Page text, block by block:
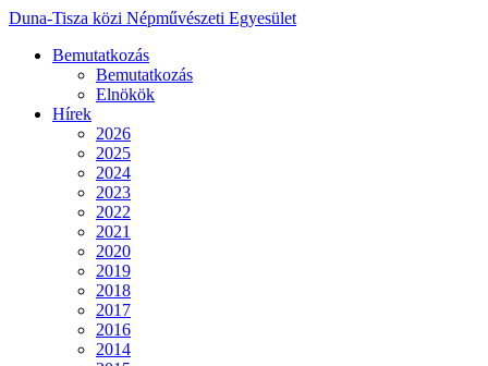
Duna-Tisza közi Népművészeti Egyesület
Bemutatkozás
Bemutatkozás
Elnökök
Hírek
2026
2025
2024
2023
2022
2021
2020
2019
2018
2017
2016
2014